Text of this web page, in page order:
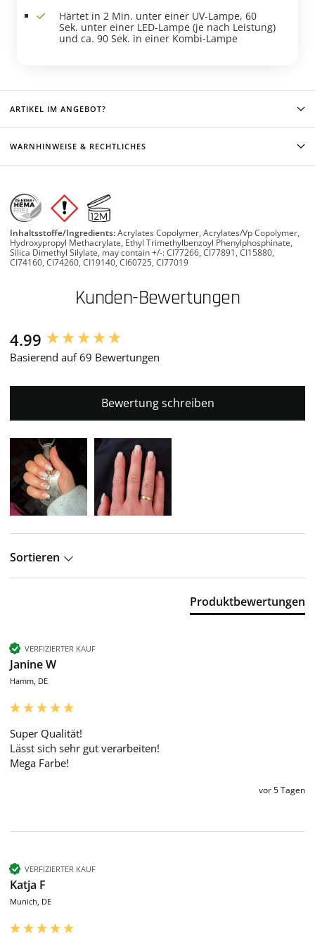
Härtet in 2 Min. unter einer UV-Lampe, 60
Sek. unter einer LED-Lampe (je nach Leistung)
und ca. 90 Sek. in einer Kombi-Lampe
ARTIKEL IM ANGEBOT?
WARNHINWEISE & RECHTLICHES
Inhaltsstoffe/Ingredients:Acrylates Copolymer, Acrylates/Vp Copolymer,
Hydroxypropyl Methacrylate, Ethyl Trimethylbenzoyl Phenylphosphinate,
Silica Dimethyl Silylate, may contain +/-: CI77266, CI77891, CI15880,
CI74160, CI74260, CI19140, CI60725, CI77019
Kunden-Bewertungen
4.99
Basierend auf 69 Bewertungen
Bewertung schreiben
Sortieren
Produktbewertungen
VERFIZIERTER KAUF
Janine W
Hamm, DE
Super Qualität!
Lässt sich sehr gut verarbeiten!
Mega Farbe!
vor 5 Tagen
VERFIZIERTER KAUF
Katja F
Munich, DE
New content loaded